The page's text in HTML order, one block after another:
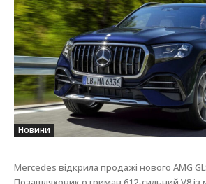
Новини
Mercedes відкрила продажі нового AMG